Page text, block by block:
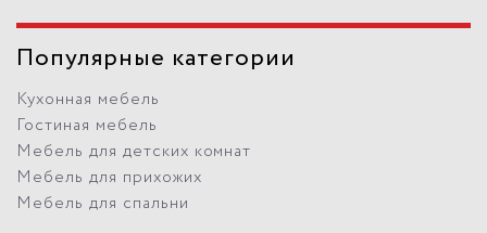
Популярные категории
Кухонная мебель
Гостиная мебель
Мебель для детских комнат
Мебель для прихожих
Мебель для спальни